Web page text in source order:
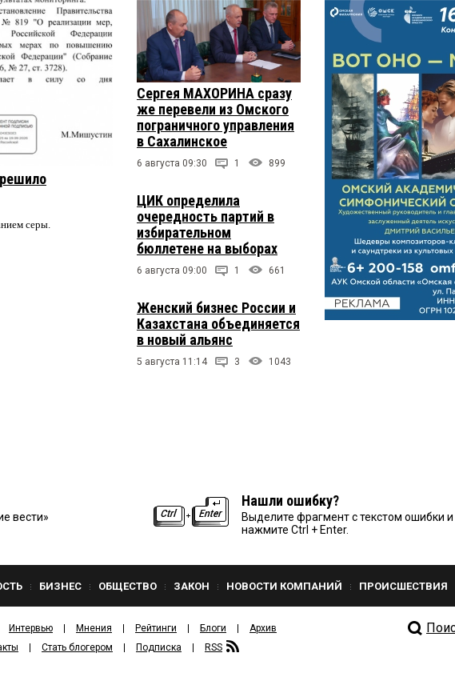
серы.
Сергея МАХОРИНА сразу
же перевели из Омского
пограничного управления
в Сахалинское
6 августа 09:30 1 899
ЦИК определила
очередность партий в
избирательном
бюллетене на выборах
6 августа 09:00 1 661
Женский бизнес России и
Казахстана объединяется
в новый альянс
5 августа 11:14 3 1043
вести»
Нашли ошибку?
Выделите фрагмент с текстом ошибки и
нажмите Ctrl + Enter.
БИЗНЕС ОБЩЕСТВО ЗАКОН НОВОСТИ КОМПАНИЙ ПРОИСШЕСТВИЯ
Интервью Мнения Рейтинги Блоги
Архив
Стать блогером Подписка RSS